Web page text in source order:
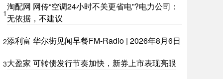
1
淘配网 网传“空调24小时不关更省电”?电力公司：
无依据，不建议
2添利富 华尔街见闻早餐FM-Radio | 2026年8月6日
3大盈家 可转债发行节奏加快，新券上市表现亮眼